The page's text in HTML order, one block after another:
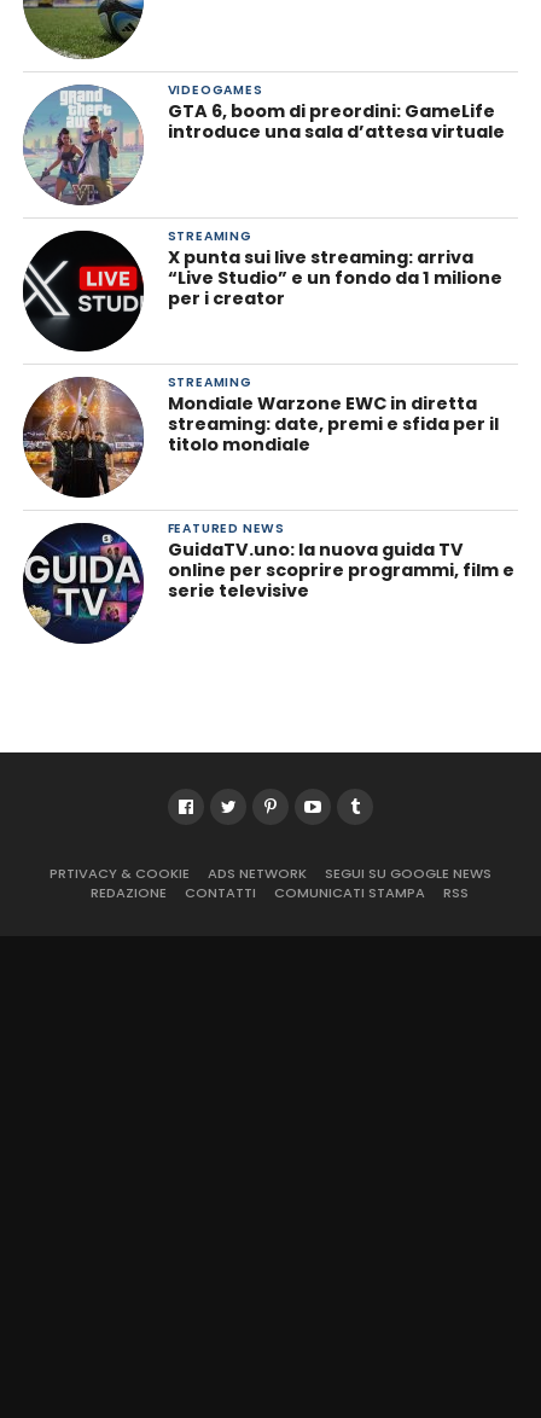
VIDEOGAMES
GTA 6, boom di preordini: GameLife
introduce una sala d’attesa virtuale
STREAMING
X punta sui live streaming: arriva
“Live Studio” e un fondo da 1 milione
per i creator
STREAMING
Mondiale Warzone EWC in diretta
streaming: date, premi e sfida per il
titolo mondiale
FEATURED NEWS
GuidaTV.uno: la nuova guida TV
online per scoprire programmi, film e
serie televisive
PRTIVACY & COOKIE ADS NETWORK
SEGUI SU GOOGLE NEWS
REDAZIONE
CONTATTI COMUNICATI STAMPA RSS